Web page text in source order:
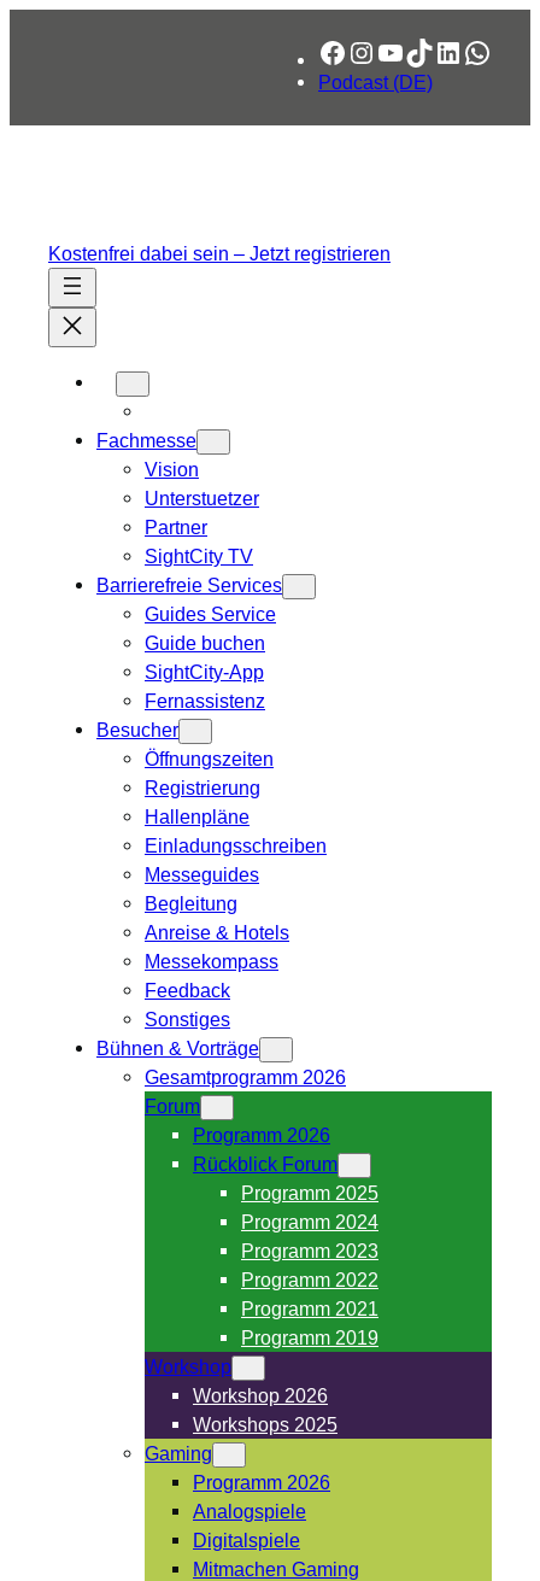
Facebook
Instagram
YouTube
TikTok
LinkedIn
Podcast (DE)
Kostenfrei dabei sein – Jetzt registrieren
Fachmesse
Vision
Unterstuetzer
Partner
SightCity TV
Barrierefreie Services
Guides Service
Guide buchen
SightCity-App
Fernassistenz
Besucher
Öffnungszeiten
Registrierung
Hallenpläne
Einladungsschreiben
Messeguides
Begleitung
Anreise & Hotels
Messekompass
Feedback
Sonstiges
Bühnen & Vorträge
Gesamtprogramm 2026
Forum
Programm 2026
Rückblick Forum
Programm 2025
Programm 2024
Programm 2023
Programm 2022
Programm 2021
Programm 2019
Workshop
Workshop 2026
Workshops 2025
Gaming
Programm 2026
Analogspiele
Digitalspiele
Mitmachen Gaming